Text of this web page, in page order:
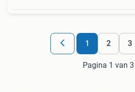
1 2 3
Pagina 1 van 3